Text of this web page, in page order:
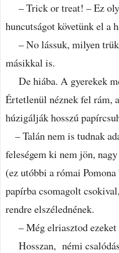
– Trick or treat! – Ez
huncutságot követünk el a
– No lássuk, milyen
másikkal is.
De hiába. A gyerekek
Értetlenül néznek fel rám,
húzigálják hosszú
– Talán nem is tudnak
feleségem ki nem jön,
(ez utóbbi a római
papírba csomagolt
rendre elszélednének.
– Még elriasztod ezeket
Hosszan, némi